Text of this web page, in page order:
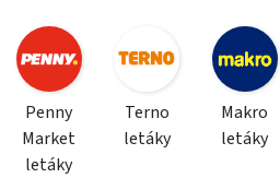
Penny
Market
letáky
Terno
letáky
Makro
letáky